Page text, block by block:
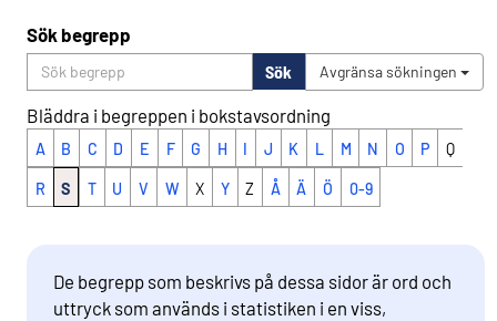
Sök begrepp
Sök Avgränsa sökningen
Bläddra i begreppen i bokstavsordning
A B C D E F G H I J K L M N O P Q
R S T U V W X Y Z Å Ä Ö 0-9
De begrepp som beskrivs på dessa sidor är ord och
uttryck som används i statistiken i en viss,